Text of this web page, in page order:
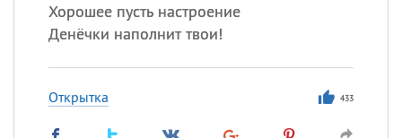
Хорошее пусть настроение
Денёчки наполнит твои!
Открытка 433